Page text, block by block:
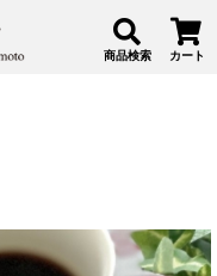
商品検索 カート